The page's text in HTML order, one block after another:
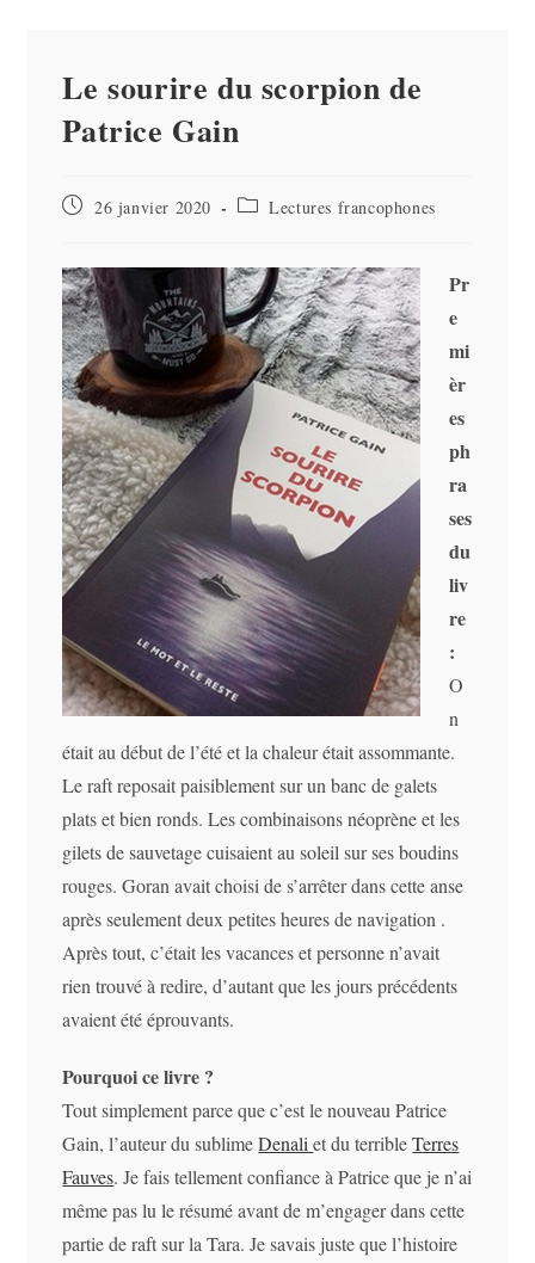
Le sourire du scorpion de
Patrice Gain
Publication
26 janvier 2020
Post Lectures francophones
Pr
e
mi
èr
es
ph
ra
ses
du
liv
re
:
O
n
était au début de l’été et la chaleur était assommante.
Le raft reposait paisiblement sur un banc de galets
plats et bien ronds. Les combinaisons néoprène et les
gilets de sauvetage cuisaient au soleil sur ses boudins
rouges. Goran avait choisi de s’arrêter dans cette anse
après seulement deux petites heures de navigation .
Après tout, c’était les vacances et personne n’avait
rien trouvé à redire, d’autant que les jours précédents
avaient été éprouvants.
Pourquoi ce livre ?
Tout simplement parce que c’est le nouveau Patrice
Gain, l’auteur du sublimeDenaliet du terribleTerres
Fauves. Je fais tellement confiance à Patrice que je n’ai
même pas lu le résumé avant de m’engager dans cette
partie de raft sur la Tara. Je savais juste que l’histoire